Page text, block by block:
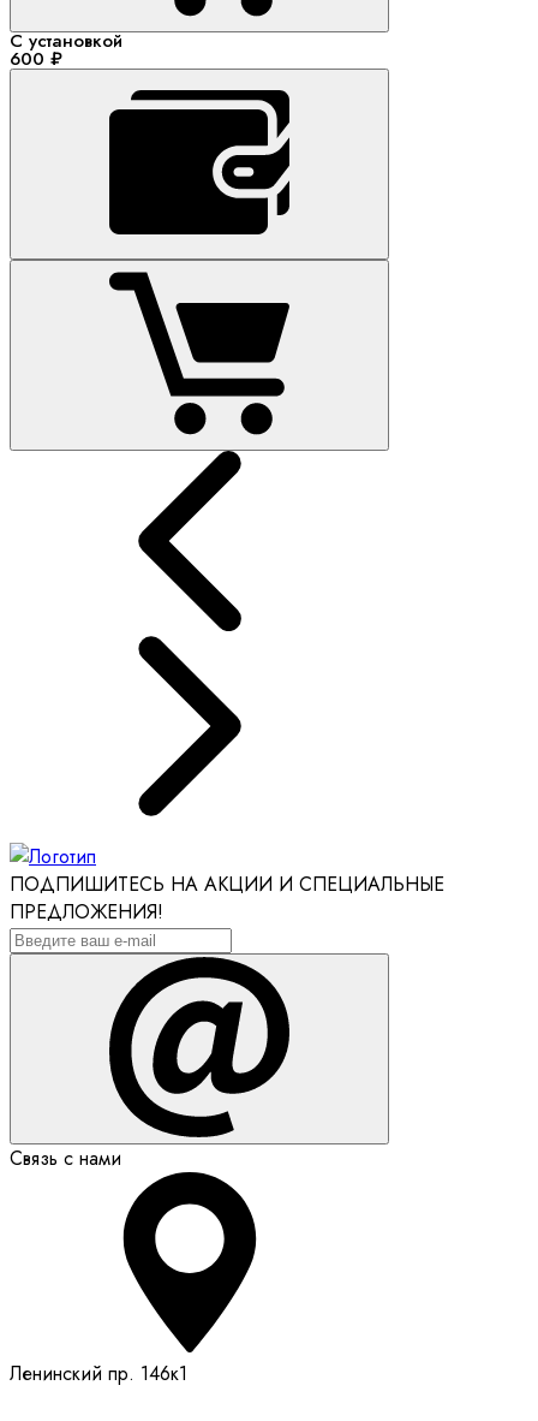
С установкой
600 ₽
ПОДПИШИТЕСЬ НА АКЦИИ И СПЕЦИАЛЬНЫЕ
ПРЕДЛОЖЕНИЯ!
Связь с нами
Ленинский пр. 146к1